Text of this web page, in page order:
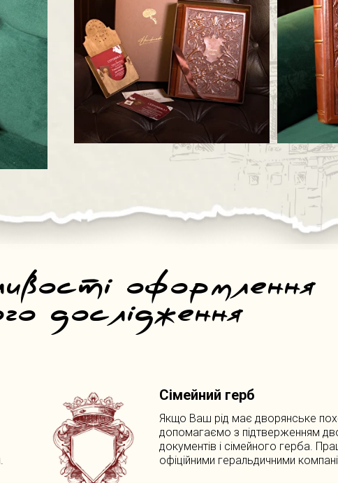
оформлення
дослідження
Сімейний герб
Якщо Ваш рід має дворянське
допомагаємо з підтверженням
документів і сімейного герба.
офіційними геральдичними